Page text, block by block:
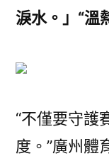
淚水。」“溫
“不僅要守護
度。”廣州體